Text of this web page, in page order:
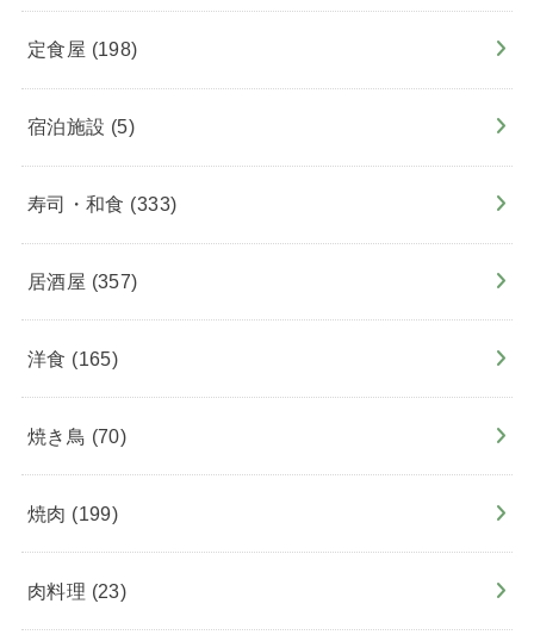
定食屋 (198)
宿泊施設 (5)
寿司・和食 (333)
居酒屋 (357)
洋食 (165)
焼き鳥 (70)
焼肉 (199)
肉料理 (23)